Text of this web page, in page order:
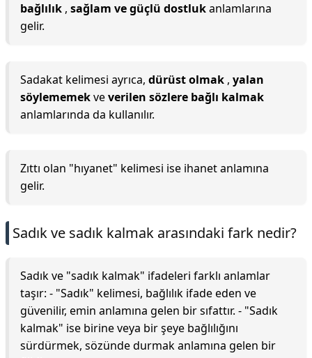
bağlılık , sağlam ve güçlü dostlukanlamlarına
gelir.
Sadakat kelimesi ayrıca, dürüst olmak , yalan
söylememekveverilen sözlere bağlı kalmak
anlamlarında da kullanılır.
Zıttı olan "hıyanet" kelimesi ise ihanet anlamına
gelir.
Sadık ve sadık kalmak arasındaki fark nedir?
Sadık ve "sadık kalmak" ifadeleri farklı anlamlar
taşır: - "Sadık" kelimesi, bağlılık ifade eden ve
güvenilir, emin anlamına gelen bir sıfattır. - "Sadık
kalmak" ise birine veya bir şeye bağlılığını
sürdürmek, sözünde durmak anlamına gelen bir